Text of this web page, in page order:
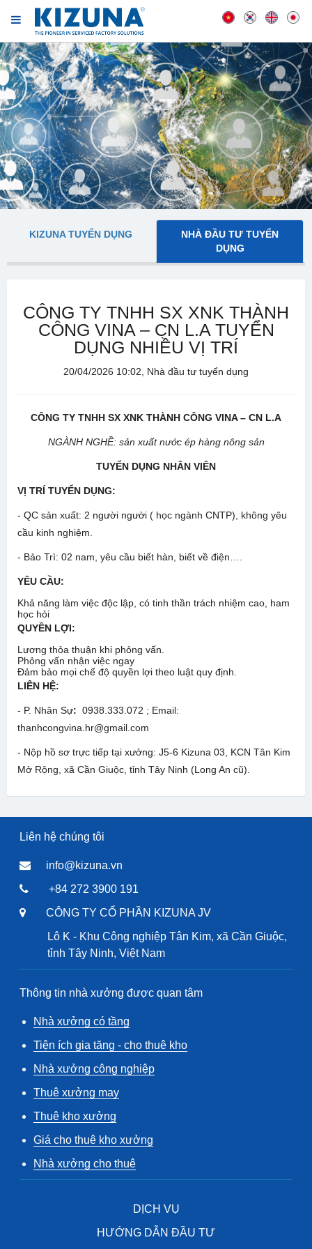
KIZUNA TUYỂN DỤNG
NHÀ ĐẦU TƯ TUYỂN
DỤNG
CÔNG TY TNHH SX XNK THÀNH
CÔNG VINA – CN L.A TUYỂN
DỤNG NHIỀU VỊ TRÍ
20/04/2026 10:02, Nhà đầu tư tuyển dụng
CÔNG TY TNHH SX XNK THÀNH CÔNG VINA – CN L.A
NGÀNH NGHỀ: sản xuất nước ép hàng nông sản
TUYỂN DỤNG NHÂN VIÊN
VỊ TRÍ TUYỂN DỤNG:
- QC sản xuất: 2 người người ( học ngành CNTP), không yêu
cầu kinh nghiệm.
- Bảo Trì: 02 nam, yêu cầu biết hàn, biết về điện….
YÊU CẦU:
Khả năng làm việc độc lập, có tinh thần trách nhiệm cao, ham
học hỏi
QUYỀN LỢI:
Lương thỏa thuận khi phỏng vấn.
Phỏng vấn nhận việc ngay
Đảm bảo mọi chế độ quyền lợi theo luật quy định.
LIÊN HỆ:
- P. Nhân Sự: 0938.333.072 ; Email:
thanhcongvina.hr@gmail.com
- Nộp hồ sơ trực tiếp tại xưởng: J5-6 Kizuna 03, KCN Tân Kim
Mở Rộng, xã Cần Giuộc, tỉnh Tây Ninh (Long An cũ).
Liên hệ chúng tôi
info@kizuna.vn
+84 272 3900 191
CÔNG TY CỔ PHẦN KIZUNA JV
Lô K - Khu Công nghiệp Tân Kim, xã Cần Giuộc,
tỉnh Tây Ninh, Việt Nam
Thông tin nhà xưởng được quan tâm
Nhà xưởng có tầng
Tiện ích gia tăng - cho thuê kho
Nhà xưởng công nghiệp
Thuê xưởng may
Thuê kho xưởng
Giá cho thuê kho xưởng
Nhà xưởng cho thuê
DỊCH VỤ
HƯỚNG DẪN ĐẦU TƯ